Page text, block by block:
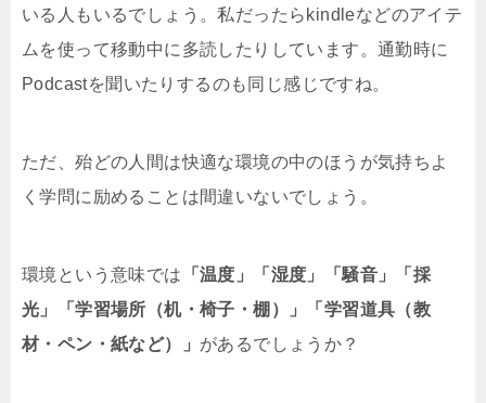
いる人もいるでしょう。私だったらkindleなどのアイテ
ムを使って移動中に多読したりしています。通勤時に
Podcastを聞いたりするのも同じ感じですね。
ただ、殆どの人間は快適な環境の中のほうが気持ちよ
く学問に励めることは間違いないでしょう。
環境という意味では 「温度」「湿度」「騒音」「採
光」「学習場所（机・椅子・棚）」「学習道具（教
材・ペン・紙など）」 があるでしょうか？